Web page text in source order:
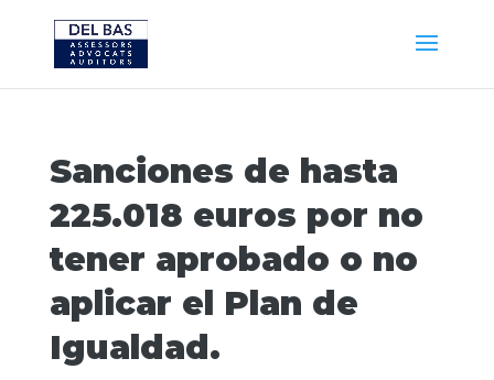
Sanciones de hasta
225.018 euros por no
tener aprobado o no
aplicar el Plan de
Igualdad.